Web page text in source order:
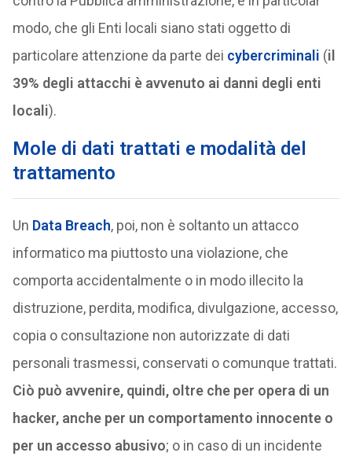
modo, che gli Enti locali siano stati oggetto di
particolare attenzione da parte dei cybercriminali (il
39% degli attacchi è avvenuto ai danni degli enti
locali).
Mole di dati trattati e modalità del
trattamento
Un Data Breach, poi, non è soltanto un attacco
informatico ma piuttosto una violazione, che
comporta accidentalmente o in modo illecito la
distruzione, perdita, modifica, divulgazione, accesso,
copia o consultazione non autorizzate di dati
personali trasmessi, conservati o comunque trattati.
Ciò può avvenire, quindi, oltre che per opera di un
hacker, anche per un comportamento innocente o
per un accesso abusivo; o in caso di un incidente